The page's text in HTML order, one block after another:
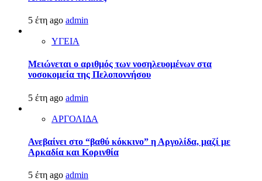
5 έτη ago admin
ΥΓΕΙΑ
Μειώνεται ο αριθμός των νοσηλευομένων στα
νοσοκομεία της Πελοποννήσου
5 έτη ago admin
ΑΡΓΟΛΙΔΑ
Ανεβαίνει στο “βαθύ κόκκινο” η Αργολίδα, μαζί με
Αρκαδία και Κορινθία
5 έτη ago admin